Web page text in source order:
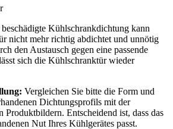
Kühlschrankdichtung kann
nicht mehr richtig abdichtet und unnötig
den Austausch gegen eine passende
sich die Kühlschranktür wieder
Vergleichen Sie bitte die Form und
Dichtungsprofils mit der
Produktbildern. Entscheidend ist, dass das
Nut Ihres Kühlgerätes passt.